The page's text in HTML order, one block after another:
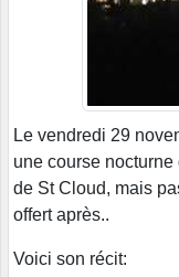
Le vendredi 29
une course
de St Cloud, mais
offert après..
Voici son récit: